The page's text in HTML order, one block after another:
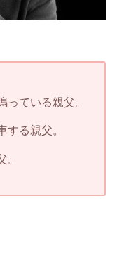
ている親父。
る親父。